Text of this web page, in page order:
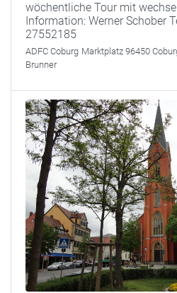
wöchentliche Tour mit
Information: Werner Schober
27552185
ADFC Coburg Marktplatz 96450
Brunner